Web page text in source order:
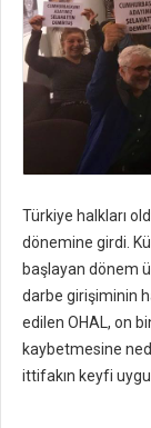
Türkiye halkları
dönemine girdi.
başlayan dönem
darbe girişiminin
edilen OHAL, on
kaybetmesine
ittifakın keyfi